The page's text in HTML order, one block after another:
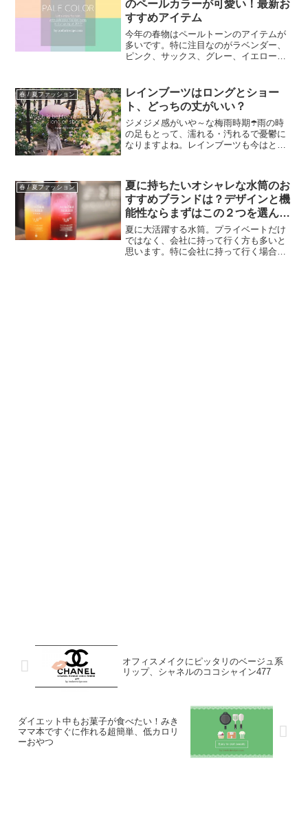
のペールカラーが可愛い！最新お
すすめアイテム
今年の春物はペールトーンのアイテムが
多いです。特に注目なのがラベンダー、
ピンク、サックス、グレー、イエロー、
色のアイテムが多くても、うるさくなり
にくいのがポイント。...
春 / 夏ファッション
レインブーツはロングとショー
ト、どっちの丈がいい？
ジメジメ感がいや～な梅雨時期☂️雨の時
の足もとって、濡れる・汚れるで憂鬱に
なりますよね。レインブーツも今はとて
選ぶ時、ロングとショートで迷う時って
ありませんか？使い勝手...
春 / 夏ファッション
夏に持ちたいオシャレな水筒のお
すすめブランドは？デザインと機
能性ならまずはこの２つを選んで
みて！
夏に大活躍する水筒。プライベートだけ
ではなく、会社に持って行く方も多いと
思います。特に会社に持って行く場合、
オフィスメイクにピッタリのベージュ系
リップ、シャネルのココシャイン477
ダイエット中もお菓子が食べたい！みき
ママ本ですぐに作れる超簡単、低カロリ
ーおやつ